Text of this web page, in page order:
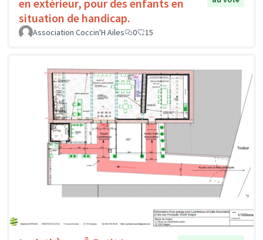
en extérieur, pour des enfants en
situation de handicap.
Association Coccin'H Ailes 0 15